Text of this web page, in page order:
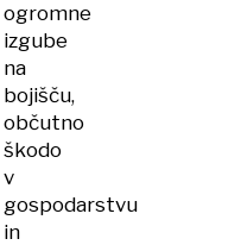
ogromne
izgube
na
bojišču,
občutno
škodo
v
gospodarstvu
in